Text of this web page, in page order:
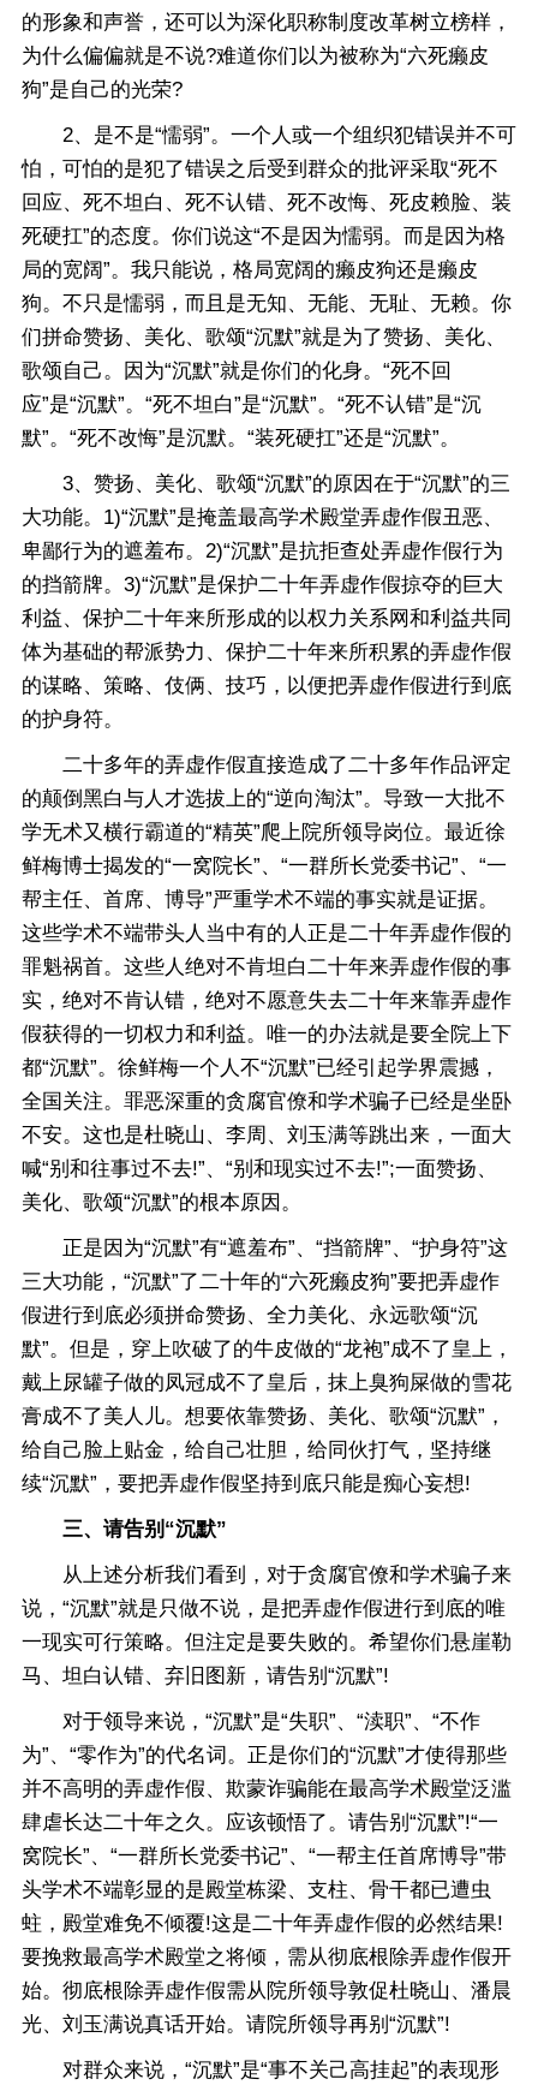
的形象和声誉，还可以为深化职称制度改革树立榜样，
为什么偏偏就是不说?难道你们以为被称为“六死癞皮
狗”是自己的光荣?
2、是不是“懦弱”。一个人或一个组织犯错误并不可
怕，可怕的是犯了错误之后受到群众的批评采取“死不
回应、死不坦白、死不认错、死不改悔、死皮赖脸、装
死硬扛”的态度。你们说这“不是因为懦弱。而是因为格
局的宽阔”。我只能说，格局宽阔的癞皮狗还是癞皮
狗。不只是懦弱，而且是无知、无能、无耻、无赖。你
们拼命赞扬、美化、歌颂“沉默”就是为了赞扬、美化、
歌颂自己。因为“沉默”就是你们的化身。“死不回
应”是“沉默”。“死不坦白”是“沉默”。“死不认错”是“沉
默”。“死不改悔”是沉默。“装死硬扛”还是“沉默”。
3、赞扬、美化、歌颂“沉默”的原因在于“沉默”的三
大功能。1)“沉默”是掩盖最高学术殿堂弄虚作假丑恶、
卑鄙行为的遮羞布。2)“沉默”是抗拒查处弄虚作假行为
的挡箭牌。3)“沉默”是保护二十年弄虚作假掠夺的巨大
利益、保护二十年来所形成的以权力关系网和利益共同
体为基础的帮派势力、保护二十年来所积累的弄虚作假
的谋略、策略、伎俩、技巧，以便把弄虚作假进行到底
的护身符。
二十多年的弄虚作假直接造成了二十多年作品评定
的颠倒黑白与人才选拔上的“逆向淘汰”。导致一大批不
学无术又横行霸道的“精英”爬上院所领导岗位。最近徐
鲜梅博士揭发的“一窝院长”、“一群所长党委书记”、“一
帮主任、首席、博导”严重学术不端的事实就是证据。
这些学术不端带头人当中有的人正是二十年弄虚作假的
罪魁祸首。这些人绝对不肯坦白二十年来弄虚作假的事
实，绝对不肯认错，绝对不愿意失去二十年来靠弄虚作
假获得的一切权力和利益。唯一的办法就是要全院上下
都“沉默”。徐鲜梅一个人不“沉默”已经引起学界震撼，
全国关注。罪恶深重的贪腐官僚和学术骗子已经是坐卧
不安。这也是杜晓山、李周、刘玉满等跳出来，一面大
喊“别和往事过不去!”、“别和现实过不去!”;一面赞扬、
美化、歌颂“沉默”的根本原因。
正是因为“沉默”有“遮羞布”、“挡箭牌”、“护身符”这
三大功能，“沉默”了二十年的“六死癞皮狗”要把弄虚作
假进行到底必须拼命赞扬、全力美化、永远歌颂“沉
默”。但是，穿上吹破了的牛皮做的“龙袍”成不了皇上，
戴上尿罐子做的凤冠成不了皇后，抹上臭狗屎做的雪花
膏成不了美人儿。想要依靠赞扬、美化、歌颂“沉默”，
给自己脸上贴金，给自己壮胆，给同伙打气，坚持继
续“沉默”，要把弄虚作假坚持到底只能是痴心妄想!
三、请告别“沉默”
从上述分析我们看到，对于贪腐官僚和学术骗子来
说，“沉默”就是只做不说，是把弄虚作假进行到底的唯
一现实可行策略。但注定是要失败的。希望你们悬崖勒
马、坦白认错、弃旧图新，请告别“沉默”!
对于领导来说，“沉默”是“失职”、“渎职”、“不作
为”、“零作为”的代名词。正是你们的“沉默”才使得那些
并不高明的弄虚作假、欺蒙诈骗能在最高学术殿堂泛滥
肆虐长达二十年之久。应该顿悟了。请告别“沉默”!“一
窝院长”、“一群所长党委书记”、“一帮主任首席博导”带
头学术不端彰显的是殿堂栋梁、支柱、骨干都已遭虫
蛀，殿堂难免不倾覆!这是二十年弄虚作假的必然结果!
要挽救最高学术殿堂之将倾，需从彻底根除弄虚作假开
始。彻底根除弄虚作假需从院所领导敦促杜晓山、潘晨
光、刘玉满说真话开始。请院所领导再别“沉默”!
对群众来说，“沉默”是“事不关己高挂起”的表现形